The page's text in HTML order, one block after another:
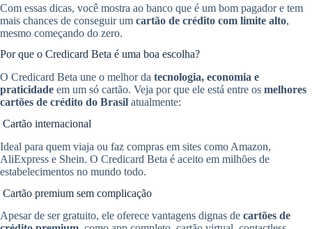
Com essas dicas, você mostra ao banco que é um bom pagador e tem
mais chances de conseguir um cartão de crédito com limite alto,
mesmo começando do zero.
Por que o Credicard Beta é uma boa escolha?
O Credicard Beta une o melhor da tecnologia, economia e
praticidade em um só cartão. Veja por que ele está entre os melhores
cartões de crédito do Brasil atualmente:
Cartão internacional
Ideal para quem viaja ou faz compras em sites como Amazon,
AliExpress e Shein. O Credicard Beta é aceito em milhões de
estabelecimentos no mundo todo.
Cartão premium sem complicação
Apesar de ser gratuito, ele oferece vantagens dignas de cartões de